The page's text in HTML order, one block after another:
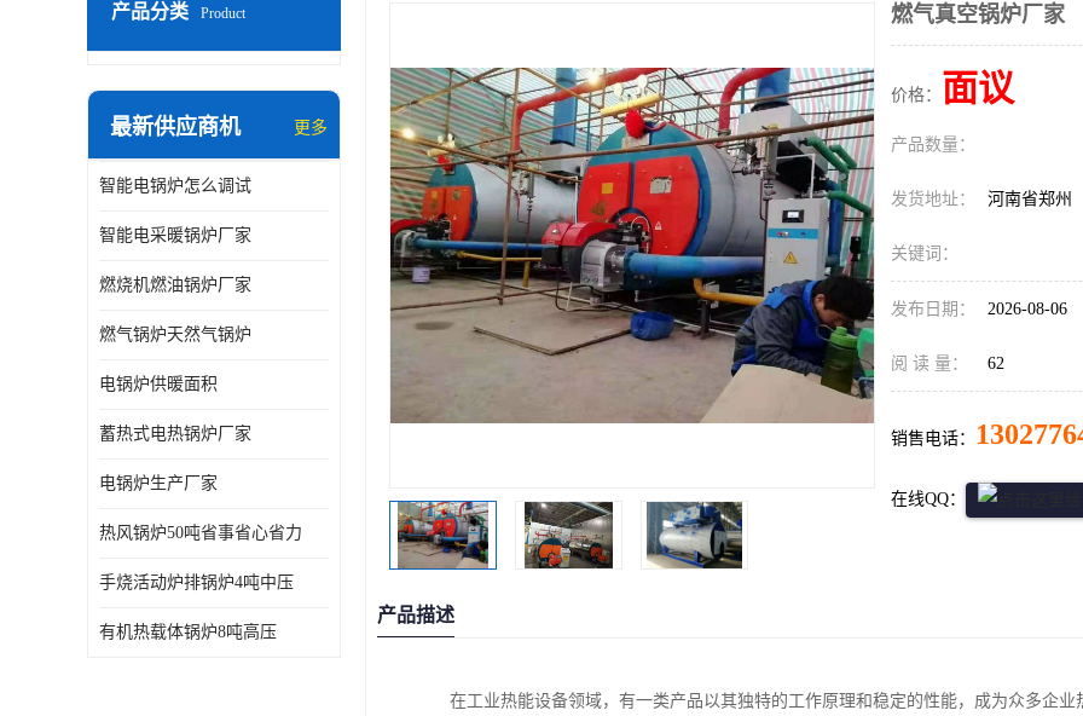
产品分类 Product
最新供应商机 更多
智能电锅炉怎么调试
智能电采暖锅炉厂家
燃烧机燃油锅炉厂家
燃气锅炉天然气锅炉
电锅炉供暖面积
蓄热式电热锅炉厂家
电锅炉生产厂家
热风锅炉50吨省事省心省力
手烧活动炉排锅炉4吨中压
有机热载体锅炉8吨高压
燃气真空锅炉厂家
价格： 面议
产品数量：
发货地址： 河南省郑州
关键词：
发布日期： 2026-08-06
阅 读 量： 62
销售电话：
在线QQ：
产品描述
在工业热能设备领域，有一类产品以其独特的工作原理和稳定的性能，成为众多企